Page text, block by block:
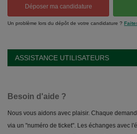
Déposer ma candidature
Un problème lors du dépôt de votre candidature ?
ASSISTANCE UTILISATEURS
Besoin d'aide ?
Nous vous aidons avec plaisir. Chaque
via un "numéro de ticket". Les échanges avec